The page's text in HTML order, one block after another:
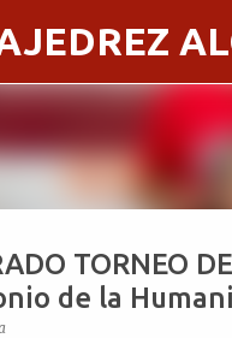
TORNEO
de la